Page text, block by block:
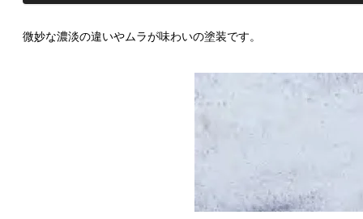
微妙な濃淡の違いやムラが味わいの塗装です。